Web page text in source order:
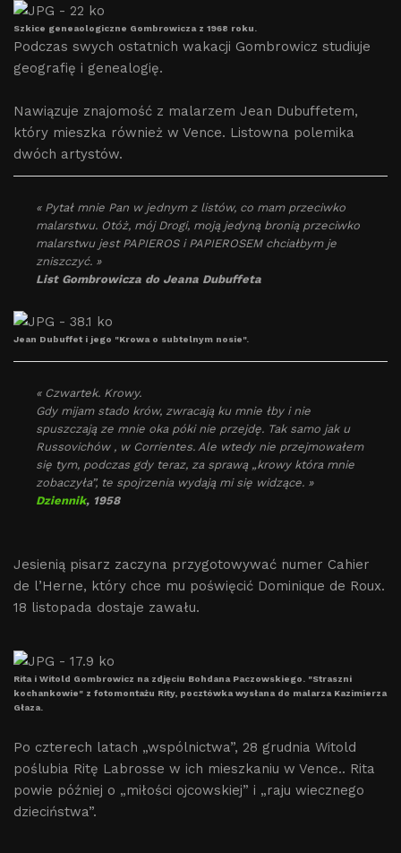
Szkice geneaologiczne Gombrowicza z 1968 roku.
Podczas swych ostatnich wakacji Gombrowicz studiuje
geografię i genealogię.
Nawiązuje znajomość z malarzem Jean Dubuffetem,
który mieszka również w Vence. Listowna polemika
dwóch artystów.
« Pytał mnie Pan w jednym z listów, co mam przeciwko
malarstwu. Otóż, mój Drogi, moją jedyną bronią przeciwko
malarstwu jest PAPIEROS i PAPIEROSEM chciałbym je
zniszczyć. »
List Gombrowicza do Jeana Dubuffeta
Jean Dubuffet i jego "Krowa o subtelnym nosie".
« Czwartek. Krowy.
Gdy mijam stado krów, zwracają ku mnie łby i nie
spuszczają ze mnie oka póki nie przejdę. Tak samo jak u
Russovichów , w Corrientes. Ale wtedy nie przejmowałem
się tym, podczas gdy teraz, za sprawą „krowy która mnie
zobaczyła”, te spojrzenia wydają mi się widzące. »
Dziennik, 1958
Jesienią pisarz zaczyna przygotowywać numer Cahier
de l’Herne, który chce mu poświęcić Dominique de Roux.
18 listopada dostaje zawału.
Rita i Witold Gombrowicz na zdjęciu Bohdana Paczowskiego. "Straszni
kochankowie" z fotomontażu Rity, pocztówka wysłana do malarza Kazimierza
Głaza.
Po czterech latach „wspólnictwa”, 28 grudnia Witold
poślubia Ritę Labrosse w ich mieszkaniu w Vence.. Rita
powie później o „miłości ojcowskiej” i „raju wiecznego
dzieciństwa”.